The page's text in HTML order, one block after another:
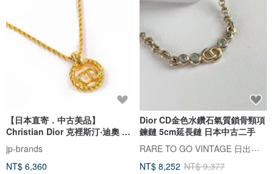
【日本直寄．中古美品】
Christian Dior 克裡斯汀‧迪奧 項
鍊 CD Logo 古董 GP 金色
jp-brands
NT$ 6,360
Dior CD金色水鑽石氣質鎖骨頸項
鍊鏈 5cm延長鏈 日本中古二手
RARE TO GO VINTAGE 日出中古研究所 | 中古名牌選品店
NT$ 8,252 NT$ 9,377